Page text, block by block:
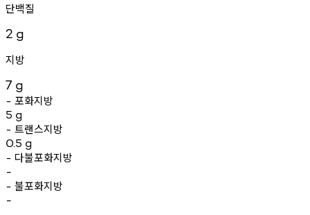
단백질
2 g
지방
7 g
- 포화지방
5 g
- 트랜스지방
0.5 g
- 다불포화지방
-
- 불포화지방
-